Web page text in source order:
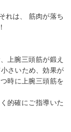
れは、 筋肉が落ち
上腕三頭筋が鍛え
さいため、効果が
時に上腕三頭筋を
的確にご指導いた